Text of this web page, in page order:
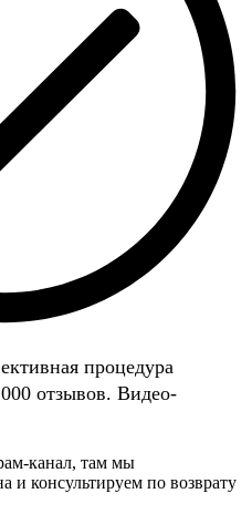
процедура
отзывов. Видео-
канал, там мы
и консультируем по возврату